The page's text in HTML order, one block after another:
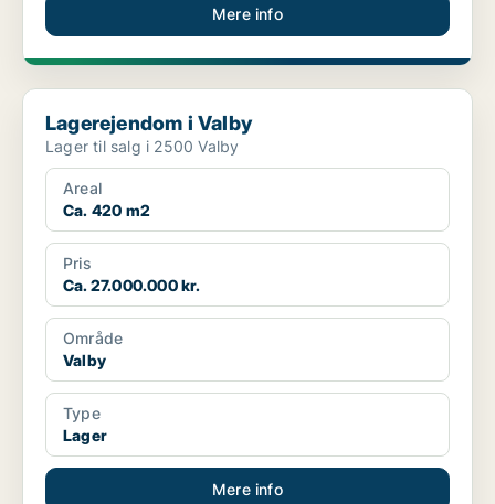
Mere info
Lagerejendom i Valby
Lagerejendom i Valby
Lager til salg i 2500 Valby
Areal
Ca. 420 m2
Pris
Ca. 27.000.000 kr.
Område
Valby
Type
Lager
Mere info